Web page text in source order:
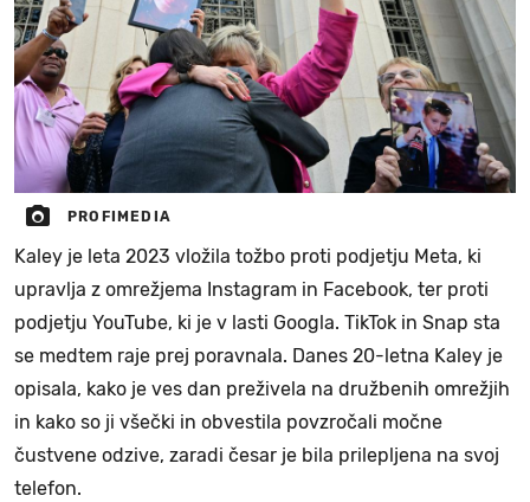
PROFIMEDIA
Kaley je leta 2023 vložila tožbo proti podjetju Meta, ki
upravlja z omrežjema Instagram in Facebook, ter proti
podjetju YouTube, ki je v lasti Googla. TikTok in Snap sta
se medtem raje prej poravnala. Danes 20-letna Kaley je
opisala, kako je ves dan preživela na družbenih omrežjih
in kako so ji všečki in obvestila povzročali močne
čustvene odzive, zaradi česar je bila prilepljena na svoj
telefon.